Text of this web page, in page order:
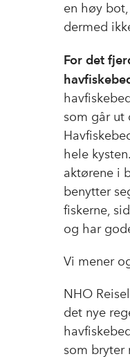
en høy
dermed
For det
som går ut
hele
aktørene i
benytter
fiskerne,
og har
Vi mener
NHO
det nye
som bryter